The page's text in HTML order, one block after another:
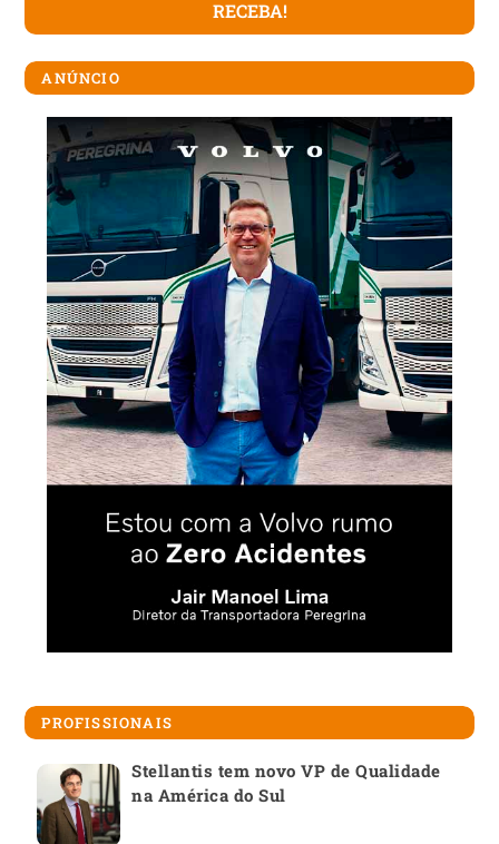
ANÚNCIO
PROFISSIONAIS
Stellantis tem novo VP de Qualidade
na América do Sul